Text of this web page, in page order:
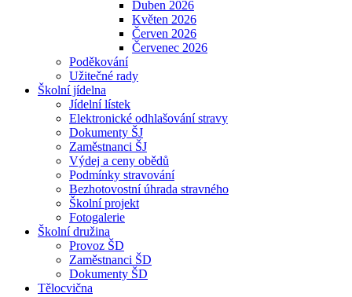
Duben 2026
Květen 2026
Červen 2026
Červenec 2026
Poděkování
Užitečné rady
Školní jídelna
Jídelní lístek
Elektronické odhlašování stravy
Dokumenty ŠJ
Zaměstnanci ŠJ
Výdej a ceny obědů
Podmínky stravování
Bezhotovostní úhrada stravného
Školní projekt
Fotogalerie
Školní družina
Provoz ŠD
Zaměstnanci ŠD
Dokumenty ŠD
Tělocvična